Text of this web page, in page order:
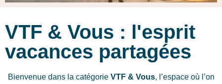
VTF & Vous : l'esprit
vacances partagées
Bienvenue dans la catégorie VTF & Vous, l’espace où l’on